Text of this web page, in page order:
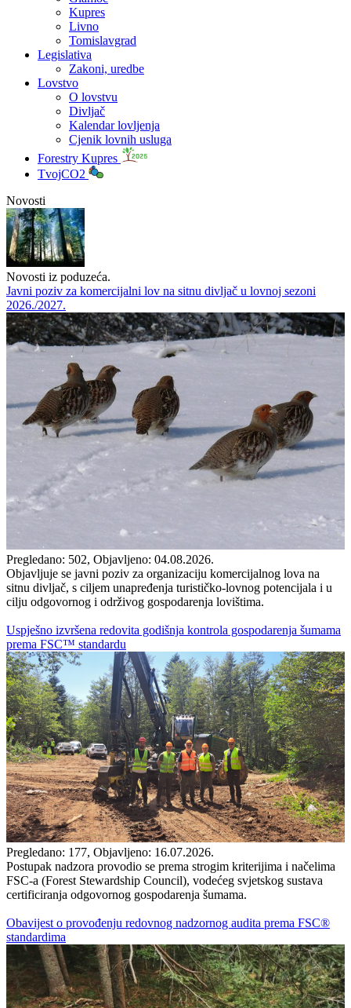
Kupres
Livno
Tomislavgrad
Legislativa
Zakoni, uredbe
Lovstvo
O lovstvu
Divljač
Kalendar lovljenja
Cjenik lovnih usluga
Forestry Kupres
TvojCO2
Novosti
Novosti iz poduzeća.
Javni poziv za komercijalni lov na sitnu divljač u lovnoj sezoni
2026./2027.
Pregledano: 502, Objavljeno: 04.08.2026.
Objavljuje se javni poziv za organizaciju komercijalnog lova na
sitnu divljač, s ciljem unapređenja turističko-lovnog potencijala i u
cilju odgovornog i održivog gospodarenja lovištima.
Uspješno izvršena redovita godišnja kontrola gospodarenja šumama
prema FSC™ standardu
Pregledano: 177, Objavljeno: 16.07.2026.
Postupak nadzora provodio se prema strogim kriterijima i načelima
FSC-a (Forest Stewardship Council), vodećeg svjetskog sustava
certificiranja odgovornog gospodarenja šumama.
Obavijest o provođenju redovnog nadzornog audita prema FSC®
standardima